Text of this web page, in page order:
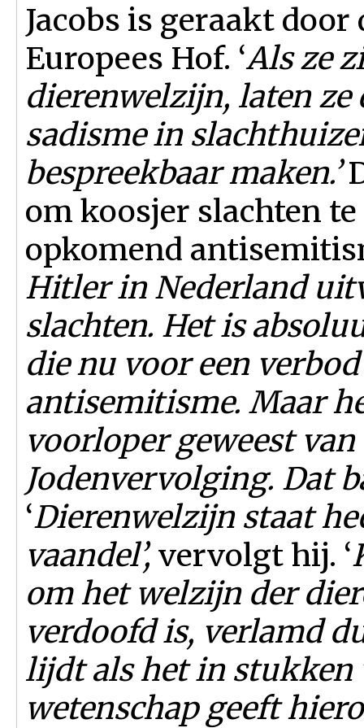
Jacobs is geraakt
Europees Hof. ‘Als ze
dierenwelzijn, laten
sadisme in
bespreekbaar maken.’
om koosjer slachten
opkomend
Hitler in Nederland
slachten. Het is
die nu voor een
antisemitisme. Maar
voorloper geweest
Jodenvervolging. Dat
‘Dierenwelzijn staat
vaandel’,vervolgt hij. ‘
om het welzijn der
verdoofd is, verlamd
lijdt als het in stukken
wetenschap geeft